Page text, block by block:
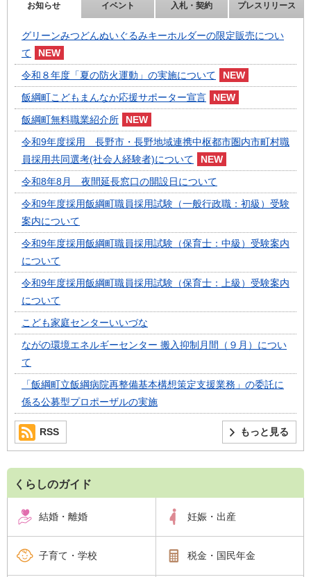
お知らせ イベント 入札・契約 プレスリリース
グリーンみつどんぬいぐるみキーホルダーの限定販売につい
て
令和８年度「夏の防火運動」の実施について
飯綱町こどもまんなか応援サポーター宣言
飯綱町無料職業紹介所
令和9年度採用 長野市・長野地域連携中枢都市圏内市町村職
員採用共同選考(社会人経験者)について
令和8年8月 夜間延長窓口の開設日について
令和9年度採用飯綱町職員採用試験（一般行政職：初級）受験
案内について
令和9年度採用飯綱町職員採用試験（保育士：中級）受験案内
について
令和9年度採用飯綱町職員採用試験（保育士：上級）受験案内
について
こども家庭センターいいづな
ながの環境エネルギーセンター 搬入抑制月間（９月）につい
て
「飯綱町立飯綱病院再整備基本構想策定支援業務」の委託に
係る公募型プロポーザルの実施
もっと見る
RSS
くらしのガイド
結婚・離婚 妊娠・出産
子育て・学校 税金・国民年金